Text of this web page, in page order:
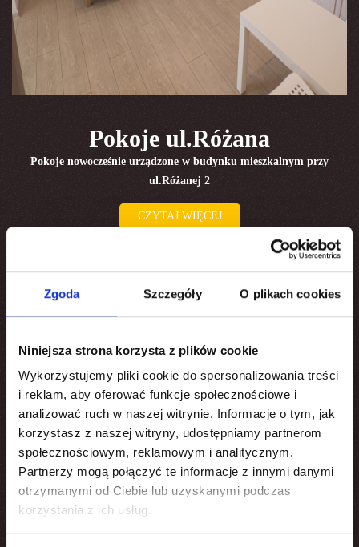
Zgoda Szczegóły O plikach cookies
Niniejsza strona korzysta z plików cookie
Wykorzystujemy pliki cookie do spersonalizowania treści
i reklam, aby oferować funkcje społecznościowe i
analizować ruch w naszej witrynie. Informacje o tym, jak
korzystasz z naszej witryny, udostępniamy partnerom
społecznościowym, reklamowym i analitycznym.
Partnerzy mogą połączyć te informacje z innymi danymi
otrzymanymi od Ciebie lub uzyskanymi podczas
korzystania z ich usług.
Pokoje ul.Różana
Pokoje nowocześnie urządzone w budynku mieszkalnym przy
ul.Różanej 2
CZYTAJ WIĘCEJ